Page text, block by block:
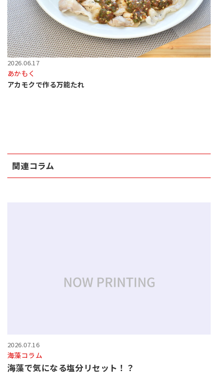
2026.06.17
あかもく
アカモクで作る万能たれ
関連コラム
2026.07.16
海藻コラム
海藻で気になる塩分リセット！？